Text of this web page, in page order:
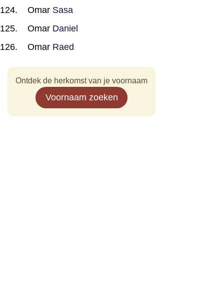
Omar Sasa
Omar Daniel
Omar Raed
Ontdek de herkomst van je voornaam
Voornaam zoeken